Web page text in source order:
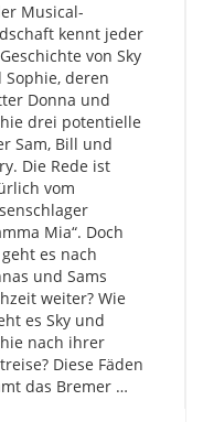
Musical-
kennt jeder
von Sky
Sophie, deren
Donna und
drei potentielle
Sam, Bill und
Die Rede ist
vom
Mia“. Doch
es nach
und Sams
weiter? Wie
es Sky und
nach ihrer
Diese Fäden
das Bremer …